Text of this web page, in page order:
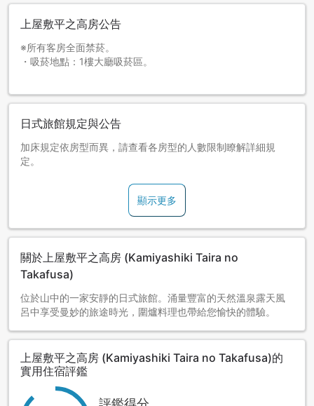
上屋敷平之高房公告
※所有客房全面禁菸。
・吸菸地點：1樓大廳吸菸區。
日式旅館規定與公告
加床規定依房型而異，請查看各房型的人數限制瞭解詳細規
定。
顯示更多
關於上屋敷平之高房 (Kamiyashiki Taira no
Takafusa)
位於山中的一家安靜的日式旅館。涌量豐富的天然溫泉露天風
呂中享受曼妙的旅途時光，圍爐料理也帶給您愉快的體驗。
上屋敷平之高房 (Kamiyashiki Taira no Takafusa)的
實用住宿評鑑